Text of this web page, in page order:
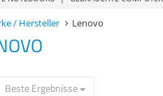
/ Hersteller Lenovo
Beste Ergebnisse